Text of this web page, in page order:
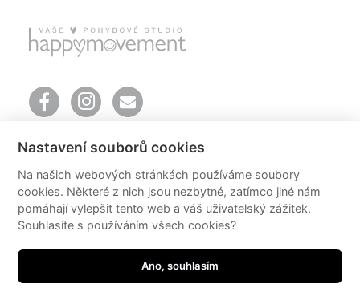
603 00 Brno
email:info@happyoga.cz
Mgr. Romana Klášterecká Ph.D.
email:romana@happyoga.cz
design by Radka Sedlačíková
Nastavení souborů cookies
Na našich webových stránkách používáme soubory
cookies. Některé z nich jsou nezbytné, zatímco jiné nám
pomáhají vylepšit tento web a váš uživatelský zážitek.
Souhlasíte s používáním všech cookies?
Ano, souhlasím